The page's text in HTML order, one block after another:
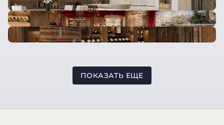
ПОКАЗАТЬ ЕЩЕ